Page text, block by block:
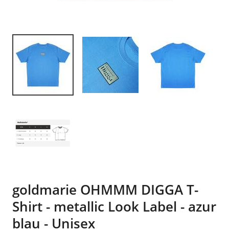
goldmarie OHMMM DIGGA T-
Shirt - metallic Look Label - azur
blau - Unisex